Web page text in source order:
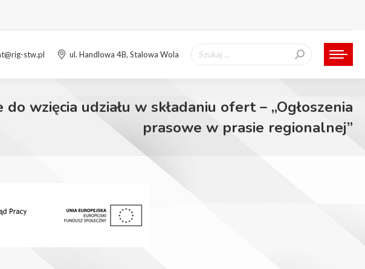
stw.pl ul. Handlowa 4B, Stalowa Wola Szukaj:
wzięcia udziału w składaniu ofert – „Ogłoszenia
prasowe w prasie regionalnej”